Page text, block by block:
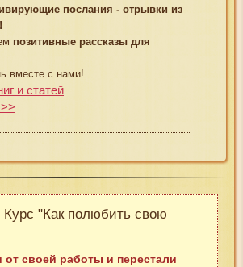
послания - отрывки из
позитивные рассказы для
вместе с нами!
и статей
"Как полюбить свою
от своей работы и перестали